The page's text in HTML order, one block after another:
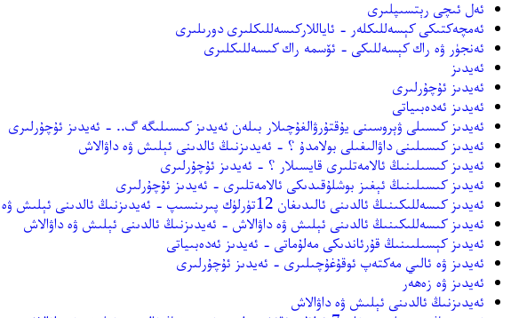
ئەل ئىچى رېتسىپلىرى
ئەمچەكتىكى كېسەللىكلەر - ئاياللاركىسەللىكلىرى دورىلىرى
ئەنجۈر ۋە راك كېسەللىكى - ئۆسمە راك كىسەللىكلىرى
ئەيدىز
ئەيدىز ئۇچۇرلىرى
ئەيدىز ئەدەبىياتى
ئەيدىز كىسىلى ۋېروسىنى يۇقتۇرۋالغۇچىلار بىلەن ئەيدىز كىسىلىگە گ.. - ئەيدىز ئۇچۇرلىرى
ئەيدىز كىسىلىنى داۋالىغىلى بولامدۇ ؟ - ئەيدىزنىڭ ئالدىنى ئېلىش ۋە داۋالاش
ئەيدىز كىسىلىنىڭ ئالامەتلىرى قايسىلار ؟ - ئەيدىز ئۇچۇرلىرى
ئەيدىز كىسىلىنىڭ ئېغىز بوشلۇقىدىكى ئالامەتلىرى - ئەيدىز ئۇچۇرلىرى
ئەيدىز كىسەللىكىنىڭ ئالدىنى ئالىدىغان 12تۈرلۈك پىرىنسىپ - ئەيدىزنىڭ ئالدىنى ئېلىش ۋە داۋالاش
ئەيدىز كىسەللىكىنىڭ ئالدىنى ئېلىش ۋە داۋالاش - ئەيدىزنىڭ ئالدىنى ئېلىش ۋە داۋالاش
ئەيدىز كېسىلىىنىڭ قۇرئاندىكى مەلۇماتى - ئەيدىز ئەدەبىياتى
ئەيدىز ۋە ئالىي مەكتەپ ئوقۇغۇچىلىرى - ئەيدىز ئۇچۇرلىرى
ئەيدىز ۋە زەھەر
ئەيدىزنىڭ ئالدىنى ئېلىش ۋە داۋالاش